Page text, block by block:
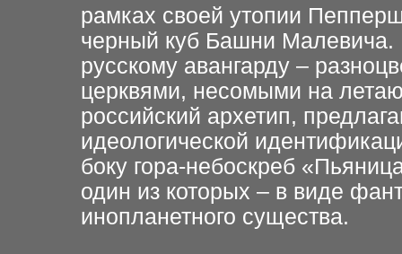
рамках своей утопии
черный куб Башни Малевича.
русскому авангарду –
церквями, несомыми на
российский архетип,
идеологической
боку гора-небоскреб
один из которых – в виде
инопланетного существа.